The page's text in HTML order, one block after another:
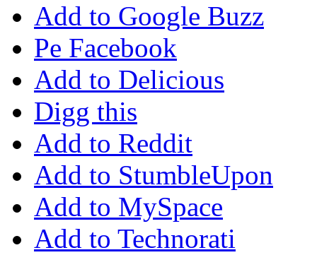
Add to Google Buzz
Pe Facebook
Add to Delicious
Digg this
Add to Reddit
Add to StumbleUpon
Add to MySpace
Add to Technorati